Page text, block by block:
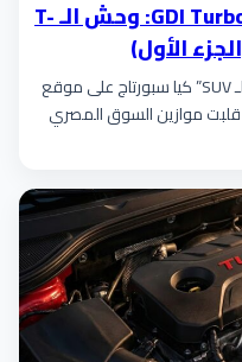
أعطال محرك كيا سبورتاج GDI Turbo: وحش الـ T-
مرحباً بكم في افتتاحية سلسلة “أيقونة الـ SUV” كيا سبورتاج على موقع
قلبت موازين السوق المصري